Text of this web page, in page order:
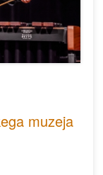
muzeja